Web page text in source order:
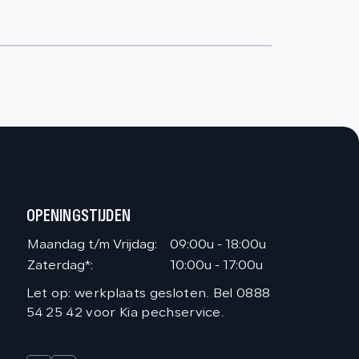
OPENINGSTIJDEN
Maandag t/m Vrijdag:
09:00u - 18:00u
Zaterdag*:
10:00u - 17:00u
Let op: werkplaats gesloten. Bel 0888
54 25 42 voor Kia pechservice.